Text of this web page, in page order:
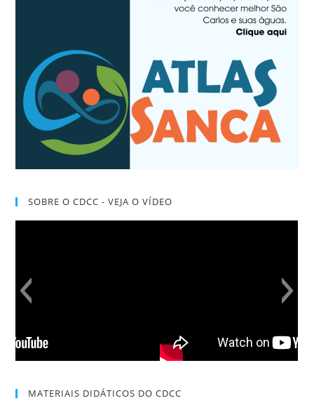
SOBRE O CDCC - VEJA O VÍDEO
MATERIAIS DIDÁTICOS DO CDCC